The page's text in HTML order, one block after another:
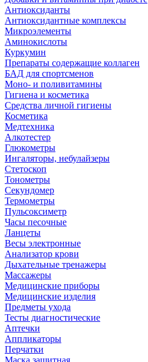
Антиоксиданты
Антиоксидантные комплексы
Микроэлементы
Аминокислоты
Куркумин
Препараты содержащие коллаген
БАД для спортсменов
Моно- и поливитамины
Гигиена и косметика
Средства личной гигиены
Косметика
Медтехника
Алкотестер
Глюкометры
Ингаляторы, небулайзеры
Стетоскоп
Тонометры
Секундомер
Термометры
Пульсоксиметр
Часы песочные
Ланцеты
Весы электронные
Анализатор крови
Дыхательные тренажеры
Массажеры
Медицинские приборы
Медицинские изделия
Предметы ухода
Тесты диагностические
Аптечки
Аппликаторы
Перчатки
Маска защитная